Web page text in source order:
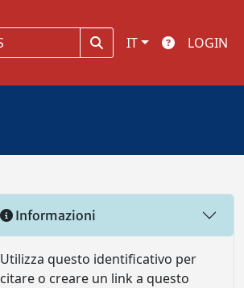
IT LOGIN
Informazioni
Utilizza questo identificativo per
citare o creare un link a questo